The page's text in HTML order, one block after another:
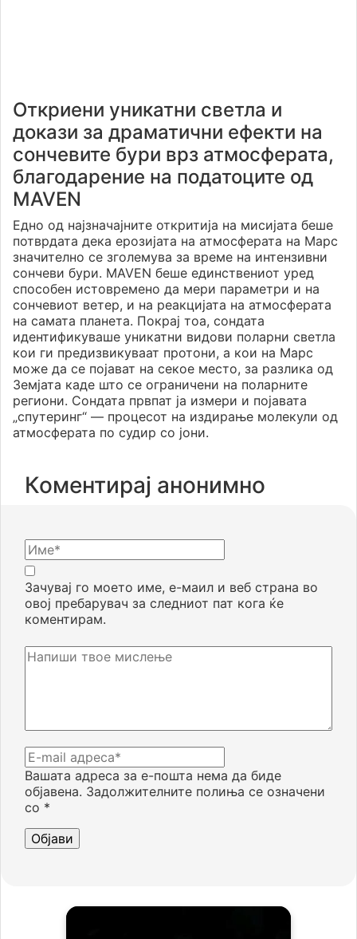
Откриени уникатни светла и
докази за драматични ефекти на
сончевите бури врз атмосферата,
благодарение на податоците од
MAVEN
Едно од најзначајните откритија на мисијата беше
потврдата дека ерозијата на атмосферата на Марс
значително се зголемува за време на интензивни
сончеви бури. MAVEN беше единствениот уред
способен истовремено да мери параметри и на
сончевиот ветер, и на реакцијата на атмосферата
на самата планета. Покрај тоа, сондата
идентификуваше уникатни видови поларни светла
кои ги предизвикуваат протони, а кои на Марс
може да се појават на секое место, за разлика од
Земјата каде што се ограничени на поларните
региони. Сондата првпат ја измери и појавата
„спутеринг“ — процесот на издирање молекули од
атмосферата по судир со јони.
Коментирај анонимно
Вашата адреса за е-пошта нема да биде
објавена. Задолжителните полиња се означени
со *
Зачувај го моето име, е-маил и веб страна во
овој пребарувач за следниот пат кога ќе
коментирам.